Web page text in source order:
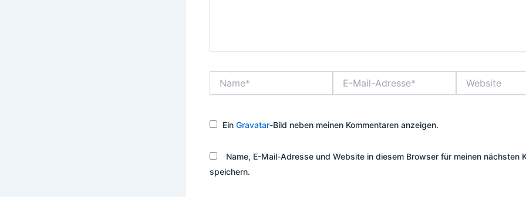
Mail-
Ein Gravatar-Bild neben meinen Kommentaren anzeigen.
Name, E-Mail-Adresse und Website in diesem Browser für meinen nächsten
speichern.